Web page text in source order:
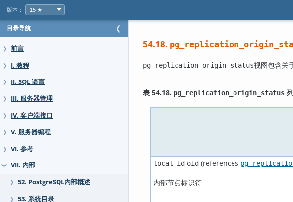
版本：
目录导航 ❮
❯ 前言
❯ I. 教程
❯ II. SQL 语言
❯ III. 服务器管理
❯ IV. 客户端接口
❯ V. 服务器编程
❯ VI. 参考
❯ VII. 内部
❯ 52. PostgreSQL内部概述
❯ 53. 系统目录
54.18.
pg_replication_origin_status视图包含关
表 54.18. pg_replication_origin_status 列
local_id oid(references
内部节点标识符